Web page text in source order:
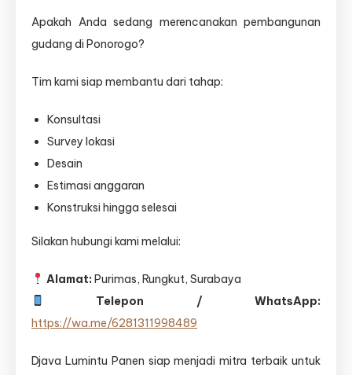
Apakah Anda sedang merencanakan pembangunan
gudang di Ponorogo?
Tim kami siap membantu dari tahap:
Konsultasi
Survey lokasi
Desain
Estimasi anggaran
Konstruksi hingga selesai
Silakan hubungi kami melalui:
Alamat: Purimas, Rungkut, Surabaya
Telepon / WhatsApp:
https://wa.me/6281311998489
Djava Lumintu Panen siap menjadi mitra terbaik untuk